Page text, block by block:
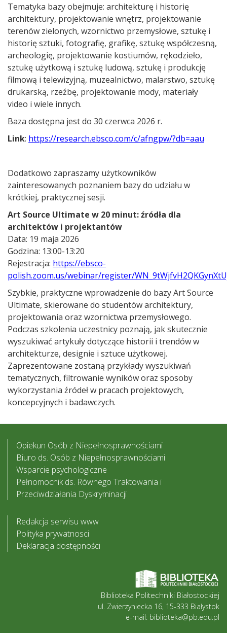
Tematyka bazy obejmuje: architekturę i historię
architektury, projektowanie wnętrz, projektowanie
terenów zielonych, wzornictwo przemysłowe, sztukę i
historię sztuki, fotografię, grafikę, sztukę współczesną,
archeologię, projektowanie kostiumów, rękodzieło,
sztukę użytkową i sztukę ludową, sztukę i produkcję
filmową i telewizyjną, muzealnictwo, malarstwo, sztukę
drukarską, rzeźbę, projektowanie mody, materiały
video i wiele innych.
Baza dostępna jest do 30 czerwca 2026 r.
Link: https://research.ebsco.com/c/afngpw/?db=aau
Dodatkowo zapraszamy użytkowników
zainteresowanych poznaniem bazy do udziału w
krótkiej, praktycznej sesji.
Art Source Ultimate w 20 minut: źródła dla
architektów i projektantów
Data: 19 maja 2026
Godzina: 13:00-13:20
Rejestracja: https://ebsco-
polish.zoom.us/webinar/register/
Szybkie, praktyczne wprowadzenie do bazy Art Source
Ultimate, skierowane do studentów architektury,
projektowania oraz wzornictwa przemysłowego.
Podczas szkolenia uczestnicy poznają, jak skutecznie
wyszukiwać artykuły dotyczące historii i trendów w
architekturze, designie i sztuce użytkowej.
Zaprezentowane zostaną przykłady wyszukiwań
tematycznych, filtrowanie wyników oraz sposoby
wykorzystania źródeł w pracach projektowych,
koncepcyjnych i badawczych.
Opiekun Osób z Niepełnosprawnościami
Biuro ds. Osób z Niepełnosprawnościami
Wsparcie psychologiczne
Pełnomocnik ds. Równego Traktowania i
Przeciwdziałania Dyskryminacji
Redakcja serwisu www
Polityka prywatnosci
Deklaracja dostępności
Biblioteka Politechniki Białostockiej
ul. Zwierzyniecka 16, 15-333 Białystok
e-mail: biblioteka@pb.edu.pl